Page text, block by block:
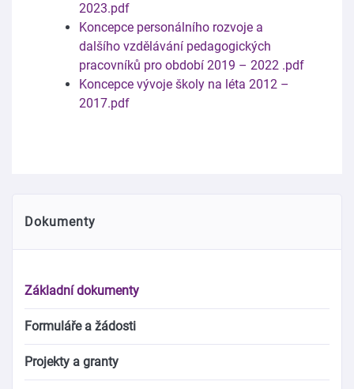
2023.pdf
Koncepce personálního rozvoje a
dalšího vzdělávání pedagogických
pracovníků pro období 2019 – 2022 .pdf
Koncepce vývoje školy na léta 2012 –
2017.pdf
Dokumenty
Základní dokumenty
Formuláře a žádosti
Projekty a granty